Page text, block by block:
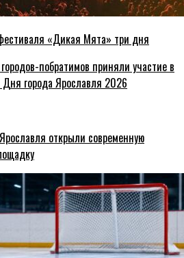
«Дикая Мята» три дня
побратимов приняли участие в
города Ярославля 2026
открыли современную